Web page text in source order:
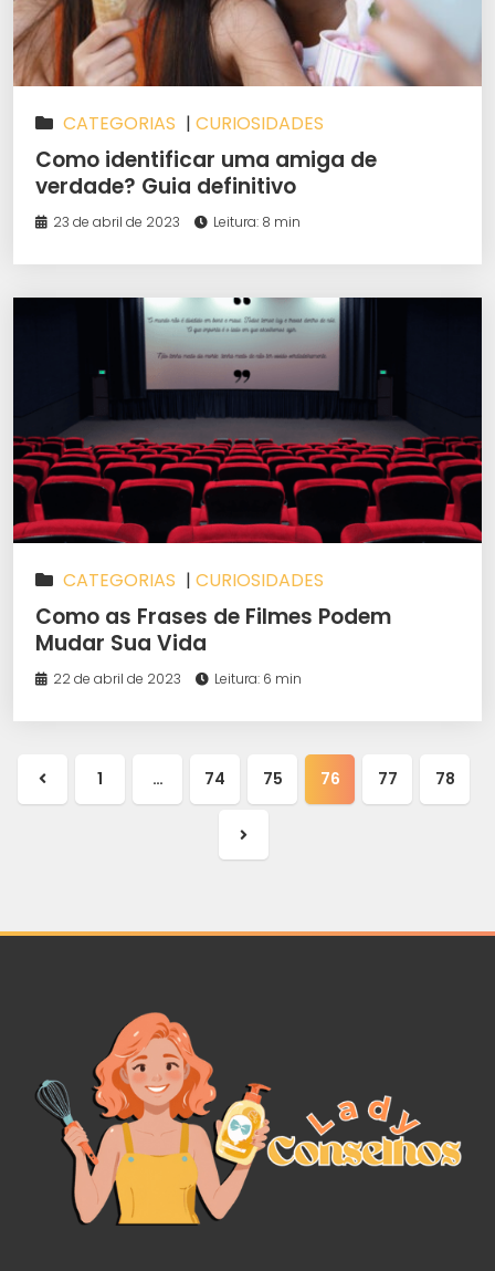
CATEGORIAS | CURIOSIDADES
Como identificar uma amiga de
verdade? Guia definitivo
23 de abril de 2023 Leitura: 8 min
CATEGORIAS | CURIOSIDADES
Como as Frases de Filmes Podem
Mudar Sua Vida
22 de abril de 2023 Leitura: 6 min
1 … 74 75 76 77 78
Próxima